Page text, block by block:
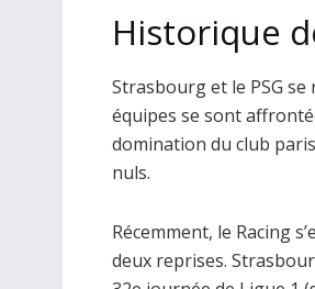
Historique
Strasbourg et le PSG
équipes se sont
domination du club
nuls.
Récemment, le Racing
deux reprises.